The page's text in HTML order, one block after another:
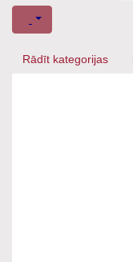
Rādīt kategorijas